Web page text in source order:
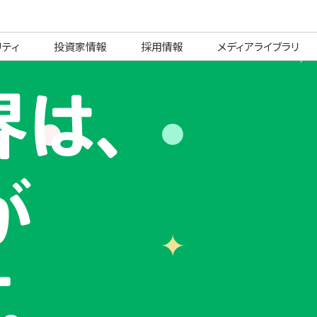
ィ 投資家情報 採用情報 メディアライブラリ